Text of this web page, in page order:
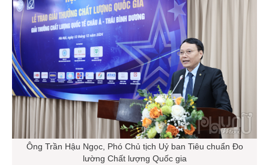
Ông Trần Hậu Ngọc, Phó Chủ tịch Uỷ ban Tiêu chuẩn Đo
lường Chất lượng Quốc gia